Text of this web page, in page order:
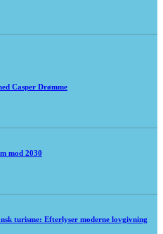
Casper Drømme
mod 2030
turisme: Efterlyser moderne lovgivning